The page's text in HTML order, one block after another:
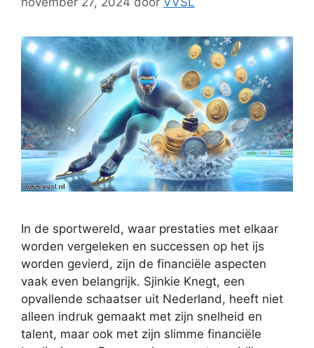
In de sportwereld, waar prestaties met elkaar
worden vergeleken en successen op het ijs
worden gevierd, zijn de financiële aspecten
vaak even belangrijk. Sjinkie Knegt, een
opvallende schaatser uit Nederland, heeft niet
alleen indruk gemaakt met zijn snelheid en
talent, maar ook met zijn slimme financiële